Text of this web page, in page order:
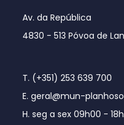
Av. da República
4830 - 513 Póvoa de
T. (+351) 253 639 700
E. geral@mun-
H. seg a sex 09h00 -